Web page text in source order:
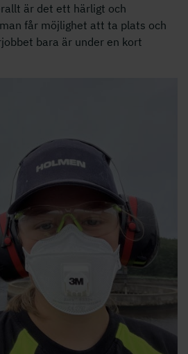
är det ett härligt och
får möjlighet att ta plats och
bara är under en kort